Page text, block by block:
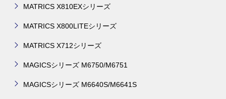
MATRICS X810EXシリーズ
MATRICS X800LITEシリーズ
MATRICS X712シリーズ
MAGICSシリーズ M6750/M6751
MAGICSシリーズ M6640S/M6641S